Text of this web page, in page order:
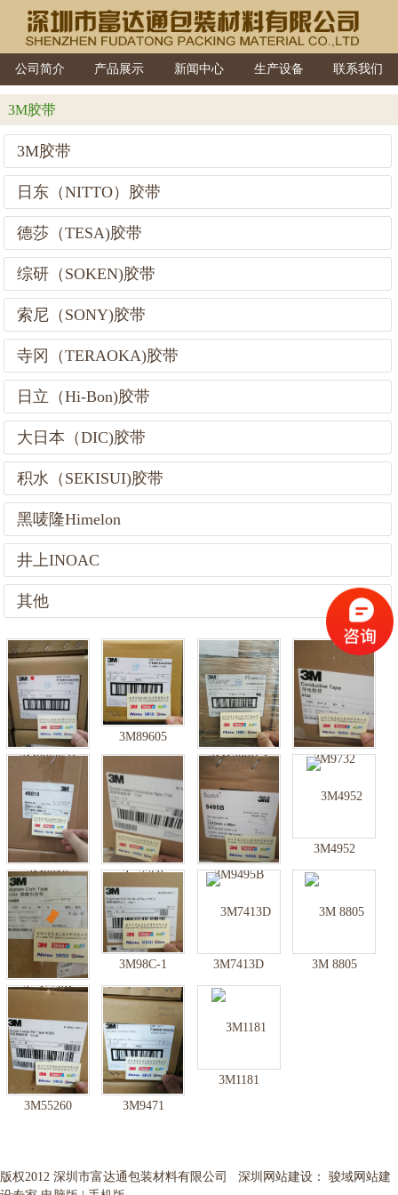
公司简介 产品展示 新闻中心 生产设备 联系我们
3M胶带
3M胶带
日东（NITTO）胶带
德莎（TESA)胶带
综研（SOKEN)胶带
索尼（SONY)胶带
寺冈（TERAOKA)胶带
日立（Hi-Bon)胶带
大日本（DIC)胶带
积水（SEKISUI)胶带
黑唛隆Himelon
井上INOAC
其他
3M89605B
3M89605
3M1388B-1
3M9732
3M8810 3m7769 3M9495B
3M4952
3m1558B
3M98C-1 3M7413D 3M 8805
3M55260 3M9471
3M1181
版权2012 深圳市富达通包装材料有限公司 深圳网站建设： 骏域网站建